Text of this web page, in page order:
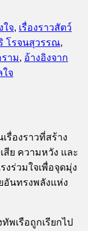
ใจ, เรื่องราวสัตว์
โรจนสุวรรณ,
าม, อ้างอิงจาก
ใจ
รื่องราวที่สร้าง
ย ความหวัง และ
ร่วมใจเพื่อจุดมุ่ง
อันทรงพลังแห่ง
พเรือถูกเรียกไป